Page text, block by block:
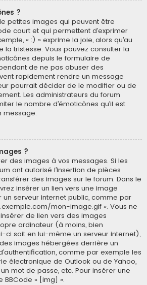
?
petites images qui peuvent être
court et qui permettent d’exprimer
« :) » exprime la joie, alors qu’au
la tristesse. Vous pouvez consulter la
depuis le formulaire de
de ne pas abuser des
rapidement rendre un message
pourrait décider de le modifier ou de
Les administrateurs du forum
le nombre d’émoticônes qu’il est
message.
?
des images à vos messages. Si les
ont autorisé l’insertion de pièces
des images sur le forum. Dans le
insérer un lien vers une image
un serveur internet public, comme par
mon-image.gif ». Vous ne
de lien vers des images
ordinateur (à moins, bien
ci soit en lui-même un serveur internet),
images hébergées derrière un
comme par exemple les
électronique de Outlook ou de Yahoo,
mot de passe, etc. Pour insérer une
BBCode « [img] ».